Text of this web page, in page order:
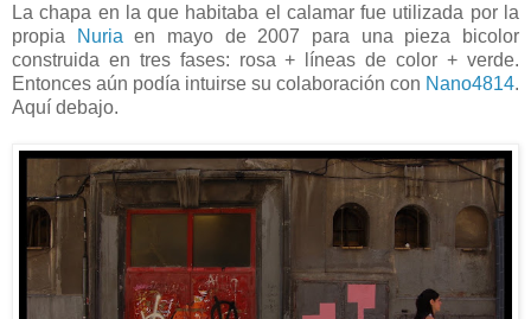
La chapa en la que habitaba el calamar fue utilizada por la
propia
Nuria en mayo de 2007 para una pieza bicolor
construida en tres fases: rosa + líneas de color + verde.
Entonces aún podía intuirse su colaboración con Nano4814.
Aquí debajo.